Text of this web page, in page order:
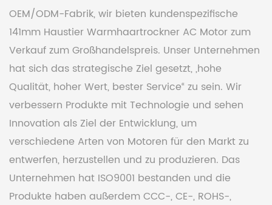
OEM/ODM-Fabrik, wir bieten kundenspezifische
141mm Haustier Warmhaartrockner AC Motor zum
Verkaufzum Großhandelspreis. Unser Unternehmen
hat sich das strategische Ziel gesetzt, „hohe
Qualität, hoher Wert, bester Service“ zu sein. Wir
verbessern Produkte mit Technologie und sehen
Innovation als Ziel der Entwicklung, um
verschiedene Arten von Motoren für den Markt zu
entwerfen, herzustellen und zu produzieren. Das
Unternehmen hat ISO9001 bestanden und die
Produkte haben außerdem CCC-, CE-, ROHS-,